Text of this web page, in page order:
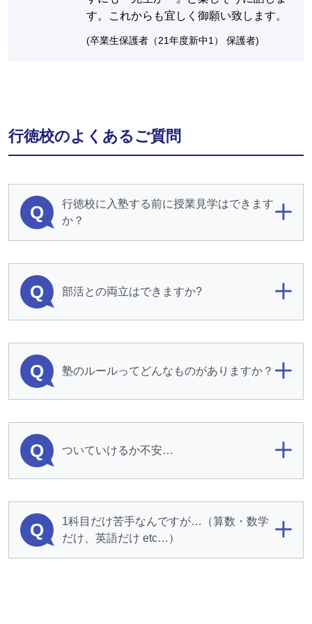
す。これからも宜しく御願い致します。
(卒業生保護者（21年度新中1） 保護者)
行徳校のよくあるご質問
Q
行徳校に入塾する前に授業見学はできます
か？
Q 部活との両立はできますか?
Q 塾のルールってどんなものがありますか？
Q ついていけるか不安…
Q
1科目だけ苦手なんですが…（算数・数学
だけ、英語だけ etc…）